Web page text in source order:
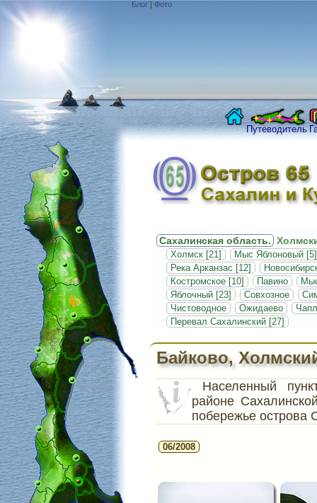
Блог | Фото
Путеводитель
Сахалинская область.
Холмск [21]
Мыс Яблоновый [5]
Река Арканзас [12]
Костромское [10]
Павино
Яблочный [23]
Совхозное
Чистоводное
Ожидаево
Перевал Сахалинский [27]
Байково,
Населенный
районе
побережье острова
06/2008